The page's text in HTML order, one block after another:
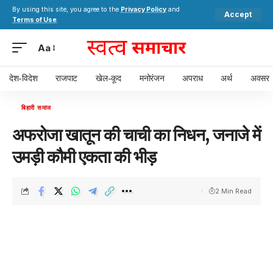
By using this site, you agree to the Privacy Policy and
Terms of Use.
Accept
Aa
देश-विदेश राजपाट खेल-कूद मनोरंजन अपराध अर्थ अवसर
बिहारी समाज
अफरोजा खातून की चाची का निधन, जनाजे में
उमड़ी कौमी एकता की भीड़
2 Min Read